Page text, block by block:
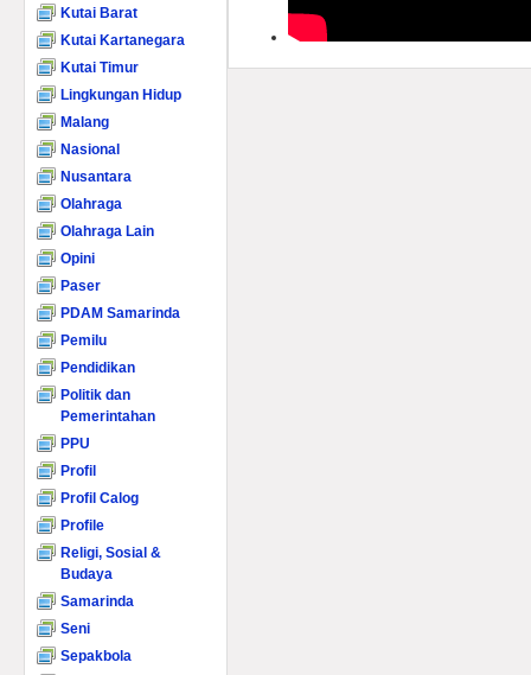
Kutai Barat
Kutai Kartanegara
Kutai Timur
Lingkungan Hidup
Malang
Nasional
Nusantara
Olahraga
Olahraga Lain
Opini
Paser
PDAM Samarinda
Pemilu
Pendidikan
Politik dan
Pemerintahan
PPU
Profil
Profil Calog
Profile
Religi, Sosial &
Budaya
Samarinda
Seni
Sepakbola